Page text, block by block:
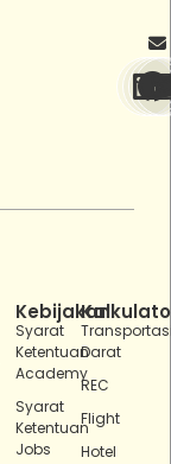
Kebijakan
Syarat
Ketentuan
Academy
Syarat
Ketentuan
Jobs
Darat
REC
Flight
Hotel